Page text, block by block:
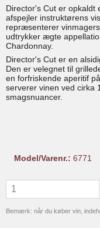
Director's Cut er opkaldt
afspejler instruktørens
repræsenterer
udtrykker ægte
Chardonnay.
Director's Cut er en
Den er velegnet til
en forfriskende aperitif
serverer vinen ved cirka
smagsnuancer.
Model/Varenr.: 6771
Bemærk: når du køber vin,